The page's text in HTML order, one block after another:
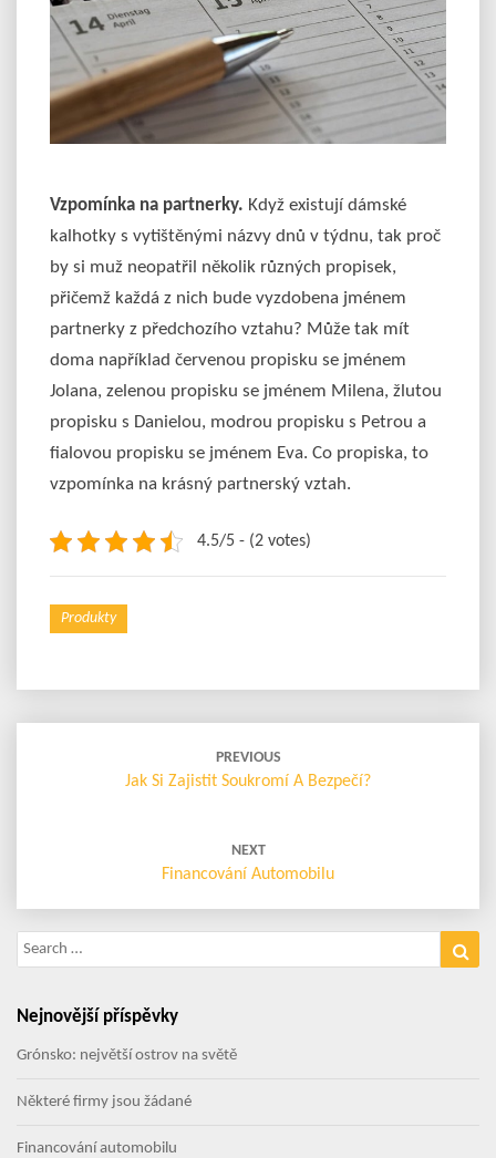
Vzpomínka na partnerky. Když existují dámské
kalhotky s vytištěnými názvy dnů v týdnu, tak proč
by si muž neopatřil několik různých propisek,
přičemž každá z nich bude vyzdobena jménem
partnerky z předchozího vztahu? Může tak mít
doma například červenou propisku se jménem
Jolana, zelenou propisku se jménem Milena, žlutou
propisku s Danielou, modrou propisku s Petrou a
fialovou propisku se jménem Eva. Co propiska, to
vzpomínka na krásný partnerský vztah.
4.5/5 - (2 votes)
Produkty
PREVIOUS
Jak Si Zajistit Soukromí A Bezpečí?
NEXT
Financování Automobilu
Search
for:
Nejnovější příspěvky
Grónsko: největší ostrov na světě
Některé firmy jsou žádané
Financování automobilu